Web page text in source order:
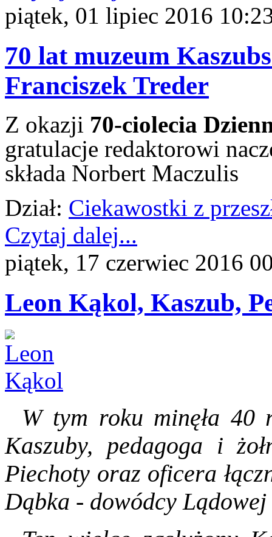
piątek, 01 lipiec 2016
70 lat muzeum
Franciszek Treder
Z okazji 70-ciolecia
gratulacje redaktorowi
składa Norbert Maczulis
Dział: Ciekawostki z
Czytaj dalej...
piątek, 17 czerwiec 2016
Leon Kąkol, Kaszub,
W tym roku minęła 40
Kaszuby, pedagoga i
Piechoty oraz oficera
Dąbka - dowódcy